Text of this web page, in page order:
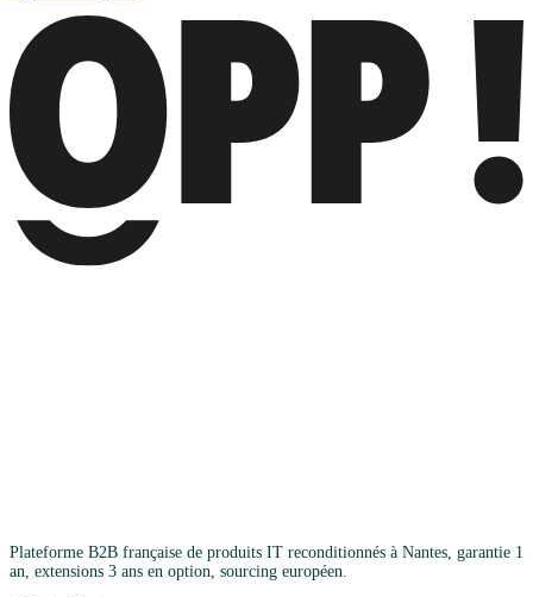
Plateforme B2B française de produits IT reconditionnés à Nantes, garantie 1
an, extensions 3 ans en option, sourcing européen.